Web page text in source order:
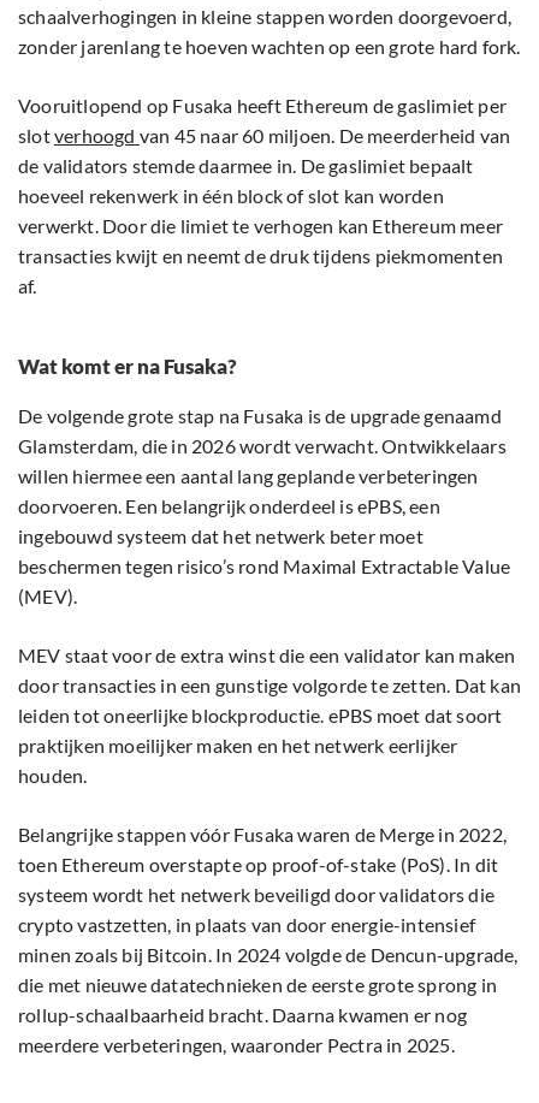
schaalverhogingen in kleine stappen worden doorgevoerd,
zonder jarenlang te hoeven wachten op een grote hard fork.
Vooruitlopend op Fusaka heeft Ethereum de gaslimiet per
slotverhoogd van 45 naar 60 miljoen. De meerderheid van
de validators stemde daarmee in. De gaslimiet bepaalt
hoeveel rekenwerk in één block of slot kan worden
verwerkt. Door die limiet te verhogen kan Ethereum meer
transacties kwijt en neemt de druk tijdens piekmomenten
af.
Wat komt er na Fusaka?
De volgende grote stap na Fusaka is de upgrade genaamd
Glamsterdam, die in 2026 wordt verwacht. Ontwikkelaars
willen hiermee een aantal lang geplande verbeteringen
doorvoeren. Een belangrijk onderdeel is ePBS, een
ingebouwd systeem dat het netwerk beter moet
beschermen tegen risico’s rond Maximal Extractable Value
(MEV).
MEV staat voor de extra winst die een validator kan maken
door transacties in een gunstige volgorde te zetten. Dat kan
leiden tot oneerlijke blockproductie. ePBS moet dat soort
praktijken moeilijker maken en het netwerk eerlijker
houden.
Belangrijke stappen vóór Fusaka waren de Merge in 2022,
toen Ethereum overstapte op proof-of-stake (PoS). In dit
systeem wordt het netwerk beveiligd door validators die
crypto vastzetten, in plaats van door energie-intensief
minen zoals bij Bitcoin. In 2024 volgde de Dencun-upgrade,
die met nieuwe datatechnieken de eerste grote sprong in
rollup-schaalbaarheid bracht. Daarna kwamen er nog
meerdere verbeteringen, waaronder Pectra in 2025.